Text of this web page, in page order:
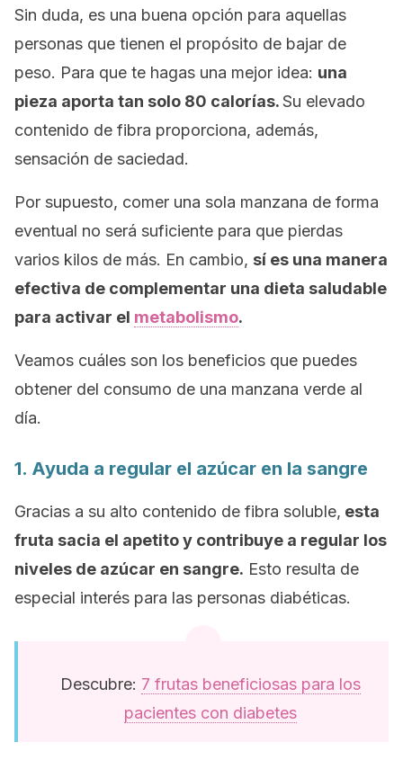
Sin duda, es una buena opción para aquellas
personas que tienen el propósito de bajar de
peso. Para que te hagas una mejor idea: una
pieza aporta tan solo 80 calorías.Su elevado
contenido de fibra proporciona, además,
sensación de saciedad.
Por supuesto, comer una sola manzana de forma
eventual no será suficiente para que pierdas
varios kilos de más. En cambio, sí es una manera
efectiva de complementar una dieta saludable
para activar el metabolismo.
Veamos cuáles son los beneficios que puedes
obtener del consumo de una manzana verde al
día.
1. Ayuda a regular el azúcar en la sangre
Gracias a su alto contenido de fibra soluble, esta
fruta sacia el apetito y contribuye a regular los
niveles de azúcar en sangre. Esto resulta de
especial interés para las personas diabéticas.
Descubre: 7 frutas beneficiosas para los
pacientes con diabetes